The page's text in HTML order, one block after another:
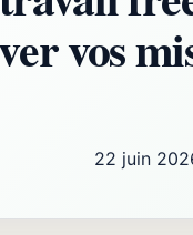
vos
22 juin